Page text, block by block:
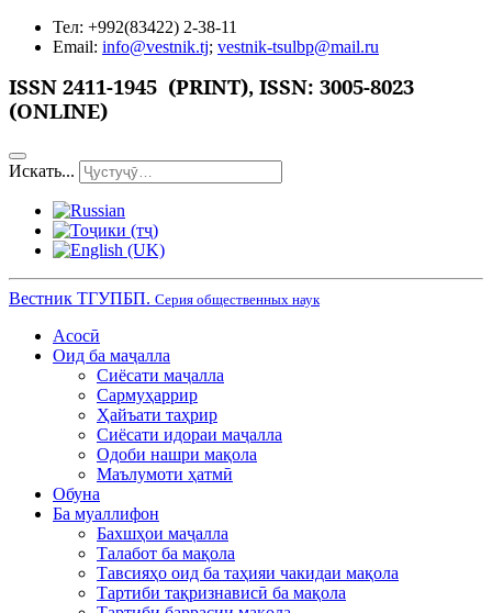
Тел: +992(83422) 2-38-11
Email: info@vestnik.tj; vestnik-tsulbp@mail.ru
ISSN 2411-1945 (PRINT), ISSN: 3005-8023
(ONLINE)
Искать...
Вестник ТГУПБП. Серия общественных наук
Асосӣ
Оид ба маҷалла
Сиёсати маҷалла
Сармуҳаррир
Ҳайъати таҳрир
Сиёсати идораи маҷалла
Одоби нашри мақола
Маълумоти ҳатмӣ
Обуна
Ба муаллифон
Бахшҳои маҷалла
Талабот ба мақола
Тавсияҳо оид ба таҳияи чакидаи мақола
Тартиби тақризнависӣ ба мақола